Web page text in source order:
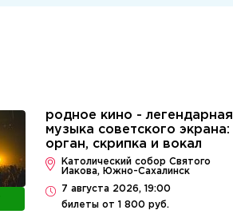
родное кино - легендарная
музыка советского экрана:
орган, скрипка и вокал
Католический собор Святого
Иакова, Южно-Сахалинск
7 августа 2026, 19:00
билеты от 1 800 руб.